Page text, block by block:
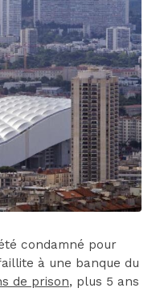
condamné pour
à une banque du
de prison, plus 5 ans